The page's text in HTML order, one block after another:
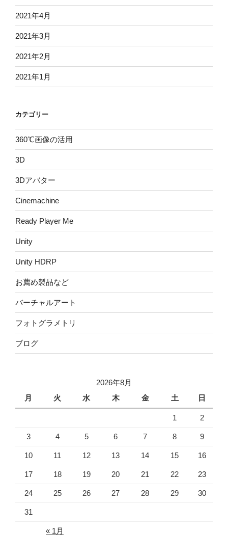
2021年4月
2021年3月
2021年2月
2021年1月
カテゴリー
360℃画像の活用
3D
3Dアバター
Cinemachine
Ready Player Me
Unity
Unity HDRP
お薦め製品など
バーチャルアート
フォトグラメトリ
ブログ
2026年8月
月
火 水 木 金 土 日
1 2
3 4 5 6 7 8 9
10 11 12 13 14 15 16
17 18 19 20 21 22 23
24 25 26 27 28 29 30
31
« 1月